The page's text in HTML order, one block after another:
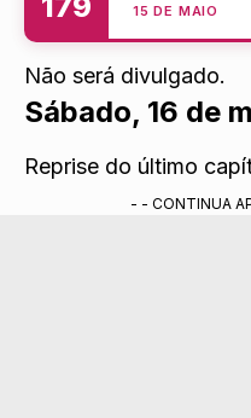
15 DE MAIO
Não será divulgado.
Sábado, 16 de
Reprise do último
- - CONTINUA